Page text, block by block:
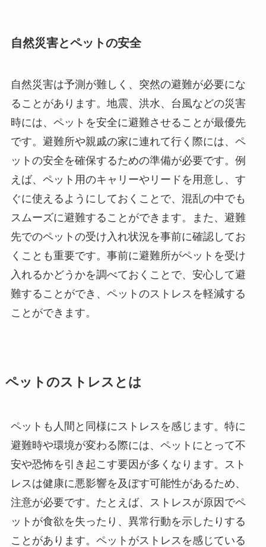
自然災害とペットの安全
自然災害は予測が難しく、突然の避難が必要にな
ることがあります。地震、洪水、台風などの災害
時には、ペットを安全に避難させることが最優先
です。避難所や親戚の家に連れて行く際には、ペ
ットの安全を確保するための準備が必要です。例
えば、ペット用のキャリーやリードを用意し、す
ぐに使えるようにしておくことで、混乱の中でも
スムーズに避難することができます。また、避難
先でのペットの受け入れ状況を事前に確認してお
くことも重要です。事前に避難所がペットを受け
入れるかどうかを調べておくことで、安心して避
難することができ、ペットのストレスを軽減する
ことができます。
ペットのストレスとは
ペットも人間と同様にストレスを感じます。特に
避難時や環境が変わる際には、ペットにとって不
安や恐怖を引き起こす要因が多くなります。スト
レスは健康に悪影響を及ぼす可能性があるため、
注意が必要です。たとえば、ストレスが原因でペ
ットが食欲を失ったり、異常行動を示したりする
ことがあります。ペットがストレスを感じている